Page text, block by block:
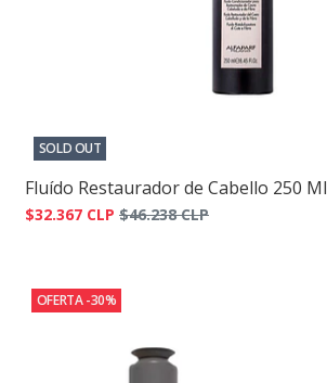
SOLD OUT
Fluído Restaurador de Cabello 250 Ml
$32.367 CLP $46.238 CLP
OFERTA -30%